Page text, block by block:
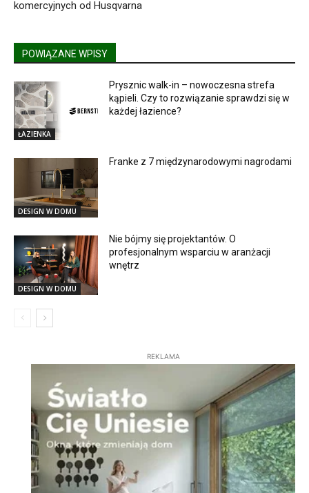
komercyjnych od Husqvarna
POWIĄZANE WPISY
ŁAZIENKA
Prysznic walk-in – nowoczesna strefa
kąpieli. Czy to rozwiązanie sprawdzi się w
każdej łazience?
DESIGN W DOMU
Franke z 7 międzynarodowymi nagrodami
DESIGN W DOMU
Nie bójmy się projektantów. O
profesjonalnym wsparciu w aranżacji
wnętrz
REKLAMA